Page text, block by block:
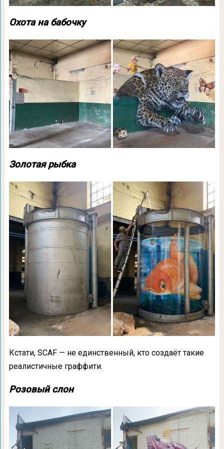
Охота на бабочку
Золотая рыбка
Кстати, SCAF — не единственный, кто создаёт такие
реалистичные граффити.
Розовый слон